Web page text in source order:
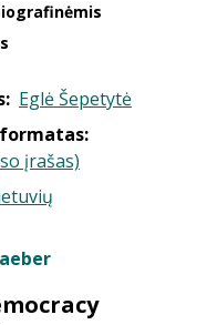
Eglė Šepetytė
įrašas)